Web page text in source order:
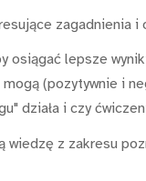
zagadnienia
osiągać lepsze
(pozytywnie i
działa i czy
wiedzę z zakresu